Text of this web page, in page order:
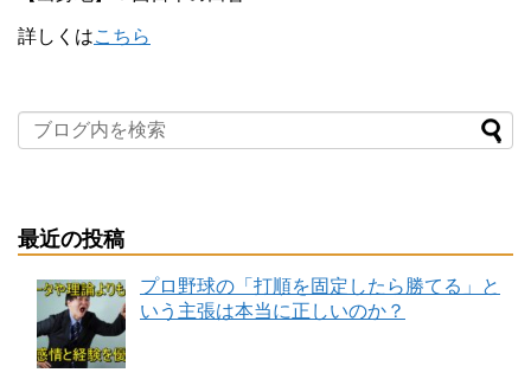
詳しくはこちら
最近の投稿
プロ野球の「打順を固定したら勝てる」と
いう主張は本当に正しいのか？